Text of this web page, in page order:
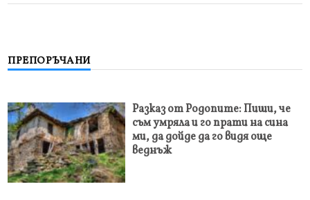
ПРЕПОРЪЧАНИ
Разказ от Родопите: Пиши, че
съм умряла и го прати на сина
ми, да дойде да го видя още
веднъж